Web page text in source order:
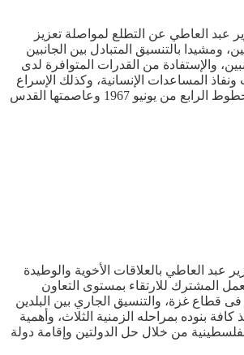
عبد العاطي عن التطلع لمواصلة تعزيز
ومشيدا بالتنسيق المتبادل بين الجانبين
والإستفادة من القدرات المتوافرة لدى
المساعدات الإنسانية، وكذلك الإسراع
في بدء عملية التعافي المبكر وإزالة الركام وإعادة الإعمار، كما تم التأكيد على أهمية تحقيق تطلعات الشعب الفلسطيني المشروعة في إقامة دولته المستقلة على خطوط الرابع من يونيو 1967 وعاصمتها القدس
عبد العاطي بالعلاقات الأخوية والوطيدة
المشترك للارتقاء بمستوى التعاون
قطاع غزة، والتنسيق الجاري بين البلدين
بنوده بمراحله الزمنية الثلاث، وأهمية
من خلال حل الدولتين وإقامة دولة